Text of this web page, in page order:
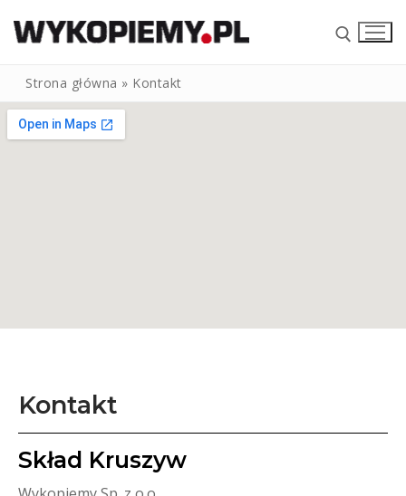
Kruszarki i przesiewacze
Strona główna » Kontakt
Kontakt
Skład Kruszyw